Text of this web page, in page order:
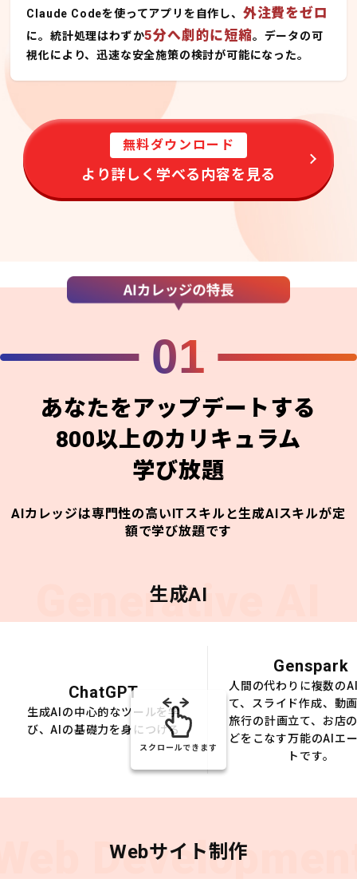
Claude Codeを使ってアプリを自作し、 外注費をゼロ
に。統計処理はわずか5分へ劇的に短縮。データの可
視化により、迅速な安全施策の検討が可能になった。
無料ダウンロード
より詳しく学べる内容を見る
01
あなたをアップデートする
800以上のカリキュラム
学び放題
AIカレッジは専門性の高いITスキルと生成AIスキルが定
額で学び放題です
Generative AI
生成AI
ChatGPT
生成AIの中心的なツールを学
び、AIの基礎力を身につける
Genspark
人間の代わりに複数の
て、スライド作成、動
旅行の計画立て、お店
どをこなす万能のAIエ
トです。
スクロールできます
Webサイト制作